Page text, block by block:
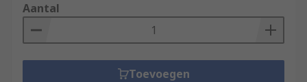
Aantal
Toevoegen